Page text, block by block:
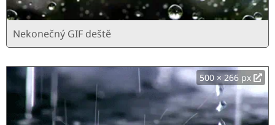
Nekonečný GIF deště
500 × 266 px